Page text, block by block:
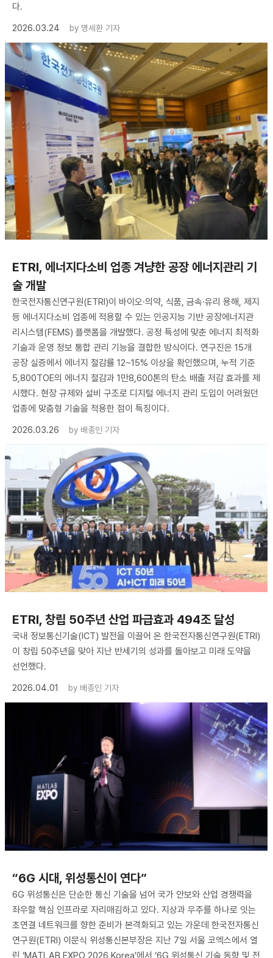
다.
2026.03.24
by 명세환 기자
ETRI, 에너지다소비 업종 겨냥한 공장 에너지관리 기
술 개발
한국전자통신연구원(ETRI)이 바이오·의약, 식품, 금속·유리 용해, 제지
등 에너지다소비 업종에 적용할 수 있는 인공지능 기반 공장에너지관
리시스템(FEMS) 플랫폼을 개발했다. 공정 특성에 맞춘 에너지 최적화
기술과 운영 정보 통합 관리 기능을 결합한 방식이다. 연구진은 15개
공장 실증에서 에너지 절감률 12~15% 이상을 확인했으며, 누적 기준
5,800TOE의 에너지 절감과 1만8,600톤의 탄소 배출 저감 효과를 제
시했다. 현장 규제와 설비 구조로 디지털 에너지 관리 도입이 어려웠던
업종에 맞춤형 기술을 적용한 점이 특징이다.
2026.03.26
by 배종인 기자
ETRI, 창립 50주년 산업 파급효과 494조 달성
국내 정보통신기술(ICT) 발전을 이끌어 온 한국전자통신연구원(ETRI)
이 창립 50주년을 맞아 지난 반세기의 성과를 돌아보고 미래 도약을
선언했다.
2026.04.01
by 배종인 기자
“6G 시대, 위성통신이 연다”
6G 위성통신은 단순한 통신 기술을 넘어 국가 안보와 산업 경쟁력을
좌우할 핵심 인프라로 자리매김하고 있다. 지상과 우주를 하나로 잇는
초연결 네트워크를 향한 준비가 본격화되고 있는 가운데 한국전자통신
연구원(ETRI) 이문식 위성통신본부장은 지난 7일 서울 코엑스에서 열
린 ‘MATLAB EXPO 2026 Korea’에서 ‘6G 위성통신 기술 동향 및 전